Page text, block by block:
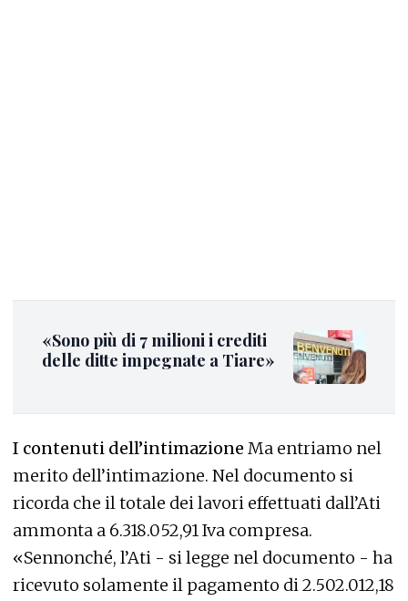
«Sono più di 7 milioni i crediti
delle ditte impegnate a Tiare»
I contenuti dell’intimazione Ma entriamo nel
merito dell’intimazione. Nel documento si
ricorda che il totale dei lavori effettuati dall’Ati
ammonta a 6.318.052,91 Iva compresa.
«Sennonché, l’Ati - si legge nel documento - ha
ricevuto solamente il pagamento di 2.502.012,18